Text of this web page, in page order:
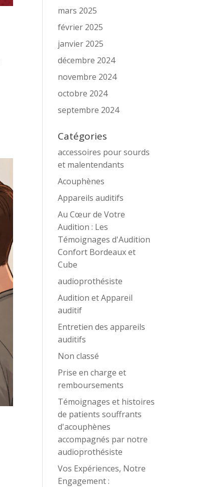
mars 2025
février 2025
janvier 2025
décembre 2024
novembre 2024
octobre 2024
septembre 2024
Catégories
accessoires pour sourds
et malentendants
Acouphènes
Appareils auditifs
Au Cœur de Votre
Audition : Les
Témoignages d'Audition
Confort Bordeaux et
Cube
audioprothésiste
Audition et Appareil
auditif
Entretien des appareils
auditifs
Non classé
Prise en charge et
remboursements
Témoignages et histoires
de patients souffrants
d'acouphènes
accompagnés par notre
audioprothésiste
Vos Expériences, Notre
Engagement :